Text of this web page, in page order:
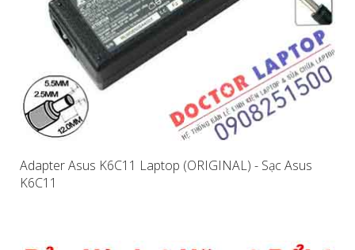
Adapter Asus K6C11 Laptop (ORIGINAL) - Sạc Asus
K6C11